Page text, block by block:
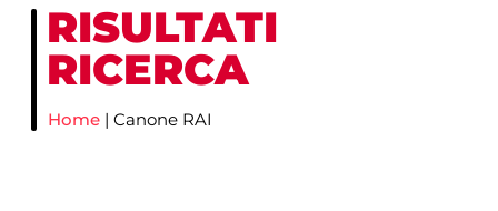
RISULTATI
RICERCA
Home | Canone RAI